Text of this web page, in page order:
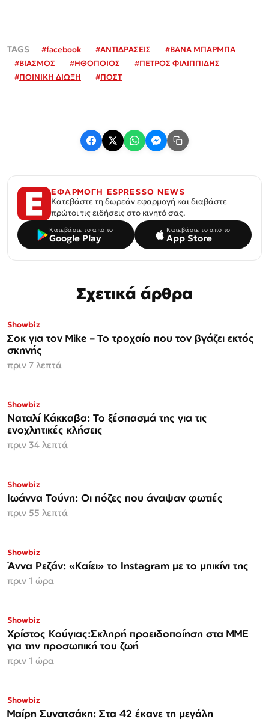
#facebook #ΑΝΤΙΔΡΑΣΕΙΣ #ΒΑΝΑ ΜΠΑΡΜΠΑ
#ΒΙΑΣΜΟΣ #ΗΘΟΠΟΙΟΣ #ΠΕΤΡΟΣ ΦΙΛΙΠΠΙΔΗΣ
#ΠΟΙΝΙΚΗ ΔΙΩΞΗ #ΠΟΣΤ
ΕΦΑΡΜΟΓΗ ESPRESSO NEWS
Κατεβάστε τη δωρεάν εφαρμογή και διαβάστε
πρώτοι τις ειδήσεις στο κινητό σας.
Κατεβάστε το από το
Google Play
Κατεβάστε το από το
App Store
Σχετικά άρθρα
Showbiz
Σοκ για τον Mike – Το τροχαίο που τον βγάζει εκτός
σκηνής
πριν 7 λεπτά
Showbiz
Ναταλί Κάκκαβα: Το ξέσπασμά της για τις
ενοχλητικές κλήσεις
πριν 34 λεπτά
Showbiz
Ιωάννα Τούνη: Οι πόζες που άναψαν φωτιές
πριν 55 λεπτά
Showbiz
Άννα Ρεζάν: «Καίει» το Instagram με το μπικίνι της
πριν 1 ώρα
Showbiz
Χρίστος Κούγιας:Σκληρή προειδοποίηση στα ΜΜΕ
για την προσωπική του ζωή
πριν 1 ώρα
Showbiz
Μαίρη Συνατσάκη: Στα 42 έκανε τη μεγάλη